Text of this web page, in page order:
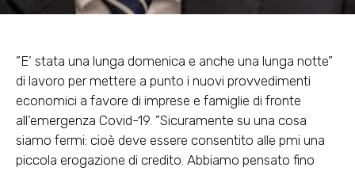
”E’ stata una lunga domenica e anche una lunga notte”
di lavoro per mettere a punto i nuovi provvedimenti
economici a favore di imprese e famiglie di fronte
all’emergenza Covid-19. ”Sicuramente su una cosa
siamo fermi: cioè deve essere consentito alle pmi una
piccola erogazione di credito. Abbiamo pensato fino